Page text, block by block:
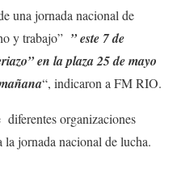
una jornada nacional de
y trabajo” ” este 7 de
en la plaza 25 de mayo
“, indicaron a FM RIO.
organizaciones
la jornada nacional de lucha.